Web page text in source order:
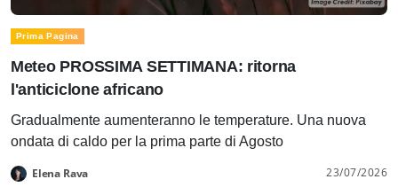
Prima Pagina
Meteo PROSSIMA SETTIMANA: ritorna
l'anticiclone africano
Gradualmente aumenteranno le temperature. Una nuova
ondata di caldo per la prima parte di Agosto
Elena Rava 23/07/2026